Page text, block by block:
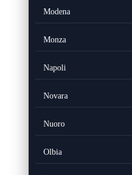
Modena
Monza
Napoli
Novara
Nuoro
Olbia